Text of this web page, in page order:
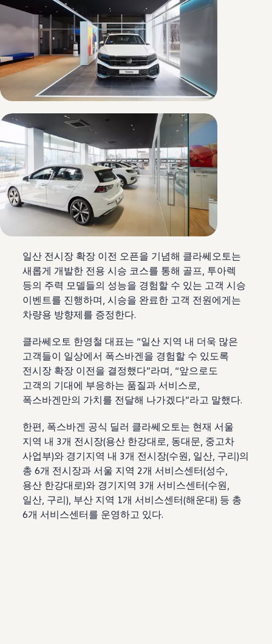
일산 전시장 확장 이전 오픈을 기념해 클라쎄오토는
새롭게 개발한 전용 시승 코스를 통해 골프, 투아렉
등의 주력 모델들의 성능을 경험할 수 있는 고객 시승
이벤트를 진행하며, 시승을 완료한 고객 전원에게는
차량용 방향제를 증정한다.
클라쎄오토 한영철 대표는 “일산 지역 내 더욱 많은
고객들이 일상에서 폭스바겐을 경험할 수 있도록
전시장 확장 이전을 결정했다”라며, “앞으로도
고객의 기대에 부응하는 품질과 서비스로,
폭스바겐만의 가치를 전달해 나가겠다”라고 말했다.
한편, 폭스바겐 공식 딜러 클라쎄오토는 현재 서울
지역 내 3개 전시장(용산 한강대로, 동대문, 중고차
사업부)와 경기지역 내 3개 전시장(수원, 일산, 구리)의
총 6개 전시장과 서울 지역 2개 서비스센터(성수,
용산 한강대로)와 경기지역 3개 서비스센터(수원,
일산, 구리), 부산 지역 1개 서비스센터(해운대) 등 총
6개 서비스센터를 운영하고 있다.